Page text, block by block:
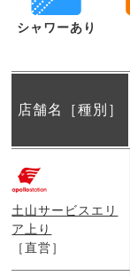
シャワーあり
店舗名［種別］
土山サービスエリ
ア上り
［直営］